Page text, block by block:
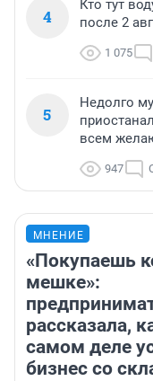
4
Кто тут
после 2
1 075
5
Недолго
всем
947
МНЕНИЕ
«Покупаешь
мешке»:
рассказала,
самом деле
бизнес со